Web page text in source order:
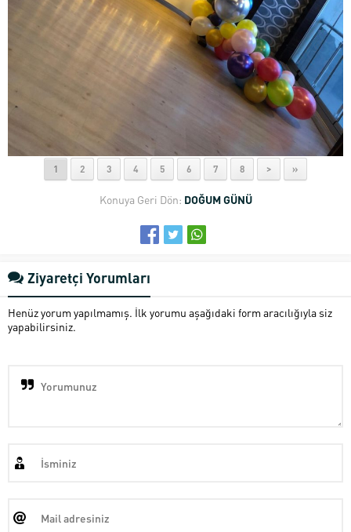
1 2 3 4 5 6 7 8 > »
Konuya Geri Dön: DOĞUM GÜNÜ
Ziyaretçi Yorumları
Henüz yorum yapılmamış. İlk yorumu aşağıdaki form aracılığıyla siz
yapabilirsiniz.